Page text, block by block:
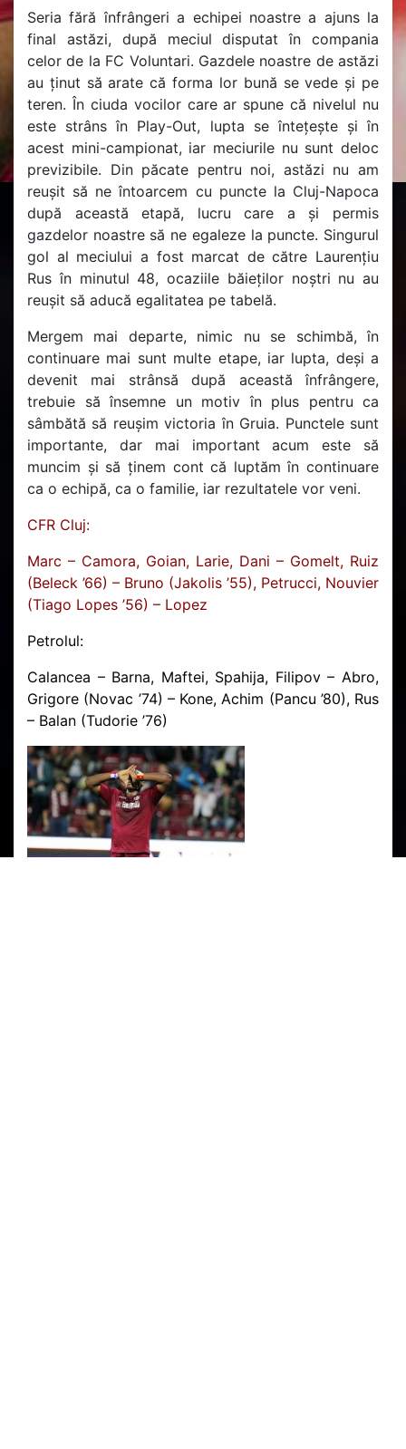
Seria fără înfrângeri a echipei noastre a ajuns la
final astăzi, după meciul disputat în compania
celor de la FC Voluntari. Gazdele noastre de astăzi
au ținut să arate că forma lor bună se vede și pe
teren. În ciuda vocilor care ar spune că nivelul nu
este strâns în Play-Out, lupta se întețește și în
acest mini-campionat, iar meciurile nu sunt deloc
previzibile. Din păcate pentru noi, astăzi nu am
reușit să ne întoarcem cu puncte la Cluj-Napoca
după această etapă, lucru care a și permis
gazdelor noastre să ne egaleze la puncte. Singurul
gol al meciului a fost marcat de către Laurențiu
Rus în minutul 48, ocaziile băieților noștri nu au
reușit să aducă egalitatea pe tabelă.
Mergem mai departe, nimic nu se schimbă, în
continuare mai sunt multe etape, iar lupta, deși a
devenit mai strânsă după această înfrângere,
trebuie să însemne un motiv în plus pentru ca
sâmbătă să reușim victoria în Gruia. Punctele sunt
importante, dar mai important acum este să
muncim și să ținem cont că luptăm în continuare
ca o echipă, ca o familie, iar rezultatele vor veni.
CFR Cluj:
Marc – Camora, Goian, Larie, Dani – Gomelt, Ruiz
(Beleck ’66) – Bruno (Jakolis ’55), Petrucci, Nouvier
(Tiago Lopes ’56) – Lopez
Petrolul:
Calancea – Barna, Maftei, Spahija, Filipov – Abro,
Grigore (Novac ’74) – Kone, Achim (Pancu ’80), Rus
– Balan (Tudorie ’76)